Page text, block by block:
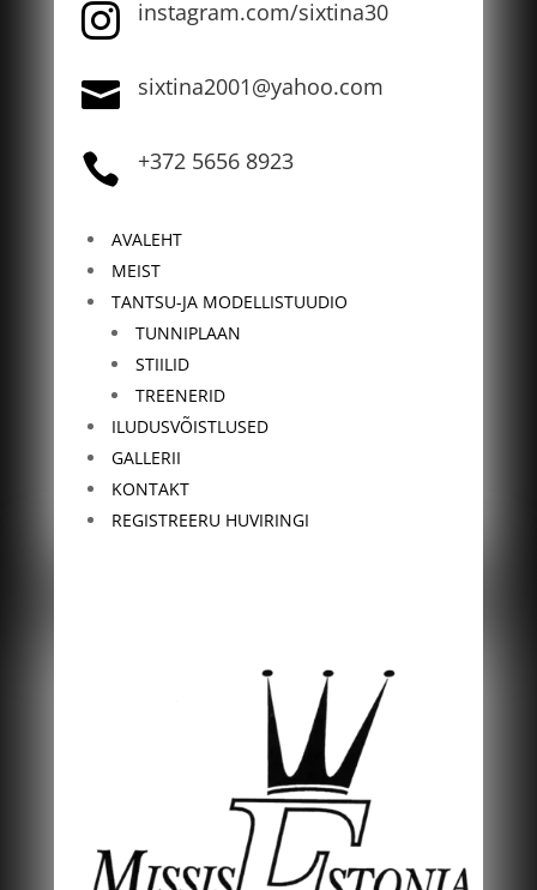
 instagram.com/sixtina30
 sixtina2001@yahoo.com
 +372 5656 8923
AVALEHT
MEIST
TANTSU-JA MODELLISTUUDIO
TUNNIPLAAN
STIILID
TREENERID
ILUDUSVÕISTLUSED
GALLERII
KONTAKT
REGISTREERU HUVIRINGI